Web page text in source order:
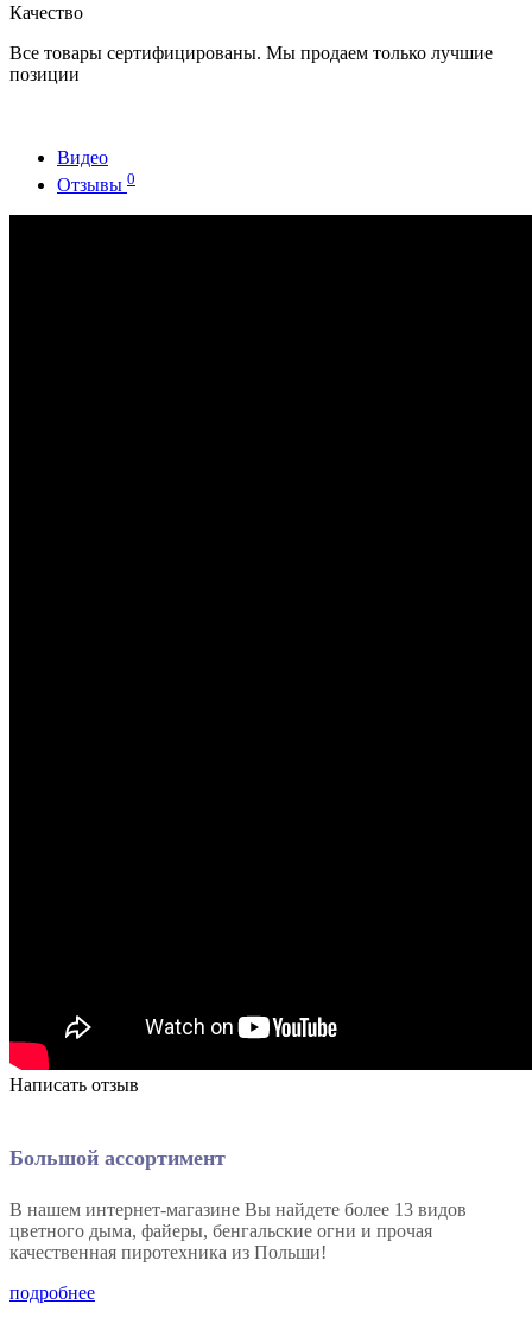
Качество
Все товары сертифицированы. Мы продаем только лучшие
позиции
Видео
Отзывы 0
Написать отзыв
Большой ассортимент
В нашем интернет-магазине Вы найдете более 13 видов
цветного дыма, файеры, бенгальские огни и прочая
качественная пиротехника из Польши!
подробнее